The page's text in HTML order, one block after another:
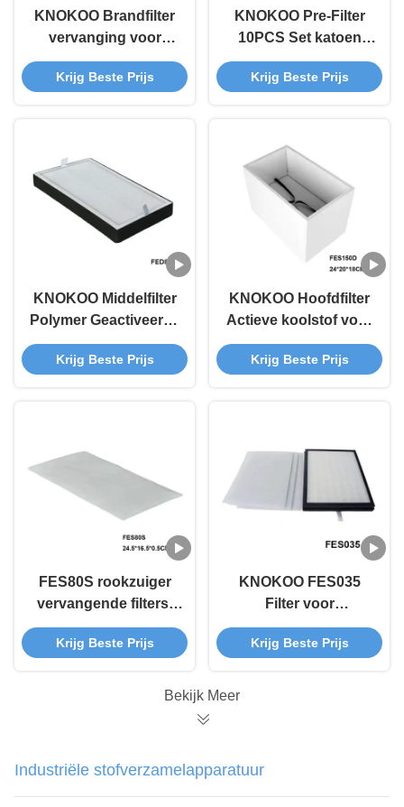
KNOKOO Brandfilter
vervanging voor
FES600 laser
rookzuiger
Krijg Beste Prijs
KNOKOO Pre-Filter
10PCS Set katoen
voor FES80 soldeer
rook extractor
Krijg Beste Prijs
KNOKOO Middelfilter
Polymer Geactiveerde
koolstof voor FED80
Solder Fume
Krijg Beste Prijs
KNOKOO Hoofdfilter
Actieve koolstof voor
soldeerrookextractor
FES150D
Krijg Beste Prijs
FES80S rookzuiger
vervangende filters.
Voorfilter en
geactiveerde
combinatiepakket.
Krijg Beste Prijs
KNOKOO FES035
Filter voor
rookzuigers op een
paneel
Krijg Beste Prijs
Bekijk Meer
Industriële stofverzamelapparatuur